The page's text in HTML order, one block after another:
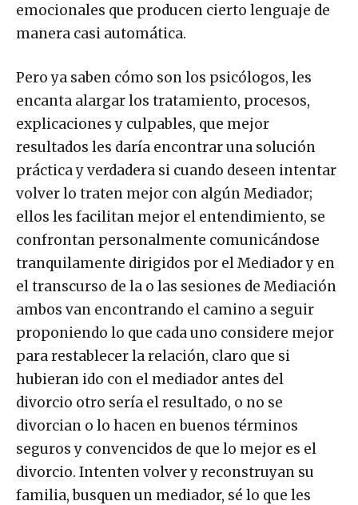
emocionales que producen cierto lenguaje de
manera casi automática.
Pero ya saben cómo son los psicólogos, les
encanta alargar los tratamiento, procesos,
explicaciones y culpables, que mejor
resultados les daría encontrar una solución
práctica y verdadera si cuando deseen intentar
volver lo traten mejor con algún Mediador;
ellos les facilitan mejor el entendimiento, se
confrontan personalmente comunicándose
tranquilamente dirigidos por el Mediador y en
el transcurso de la o las sesiones de Mediación
ambos van encontrando el camino a seguir
proponiendo lo que cada uno considere mejor
para restablecer la relación, claro que si
hubieran ido con el mediador antes del
divorcio otro sería el resultado, o no se
divorcian o lo hacen en buenos términos
seguros y convencidos de que lo mejor es el
divorcio. Intenten volver y reconstruyan su
familia, busquen un mediador, sé lo que les